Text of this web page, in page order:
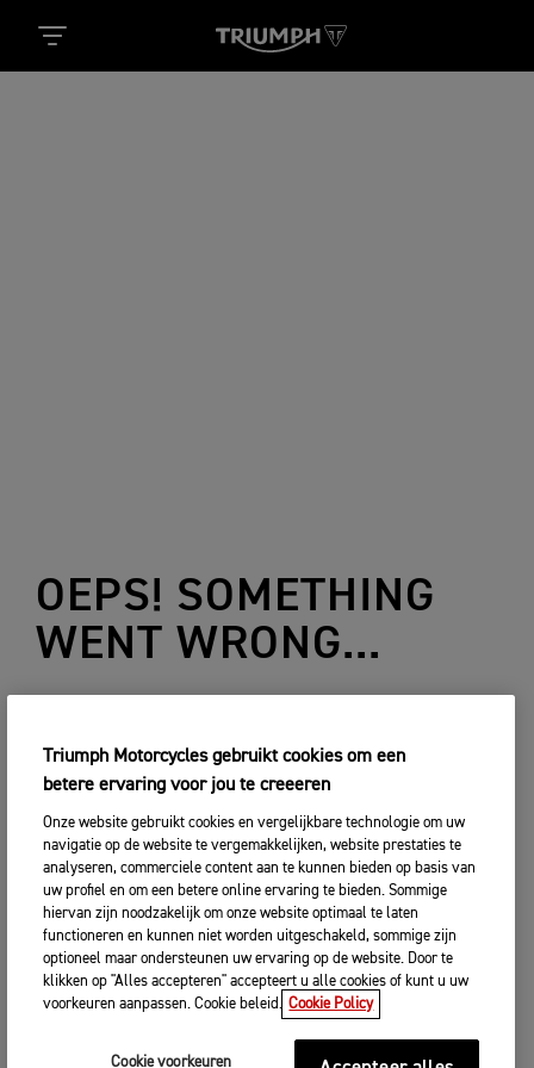
OEPS! SOMETHING
WENT WRONG...
Triumph Motorcycles gebruikt cookies om een
betere ervaring voor jou te creeeren
Onze website gebruikt cookies en vergelijkbare technologie om uw
navigatie op de website te vergemakkelijken, website prestaties te
analyseren, commerciele content aan te kunnen bieden op basis van
uw profiel en om een betere online ervaring te bieden. Sommige
hiervan zijn noodzakelijk om onze website optimaal te laten
functioneren en kunnen niet worden uitgeschakeld, sommige zijn
optioneel maar ondersteunen uw ervaring op de website. Door te
klikken op "Alles accepteren" accepteert u alle cookies of kunt u uw
voorkeuren aanpassen. Cookie beleid. Cookie Policy
Cookie voorkeuren